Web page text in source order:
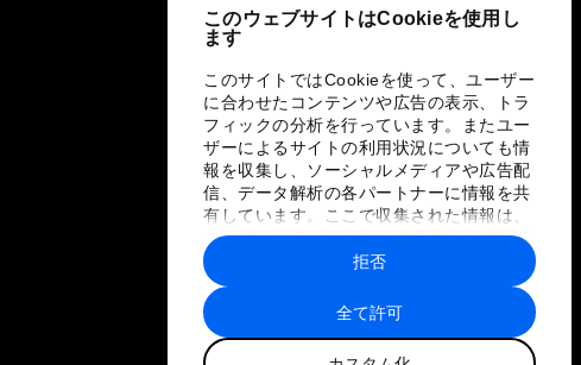
このウェブサイトはCookieを使用し
ます
このサイトではCookieを使って、ユーザー
に合わせたコンテンツや広告の表示、トラ
フィックの分析を行っています。またユー
ザーによるサイトの利用状況についても情
報を収集し、ソーシャルメディアや広告配
信、データ解析の各パートナーに情報を共
有しています。ここで収集された情報は、
ユーザーが各パートナーに提供した他の情
報や各パートナーのサービスを使用した際
に収集された情報と組み合わされ、各パー
トナーによって使用されることがありま
す。
全て許可
拒否